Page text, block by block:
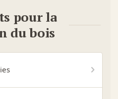
pour la
du bois